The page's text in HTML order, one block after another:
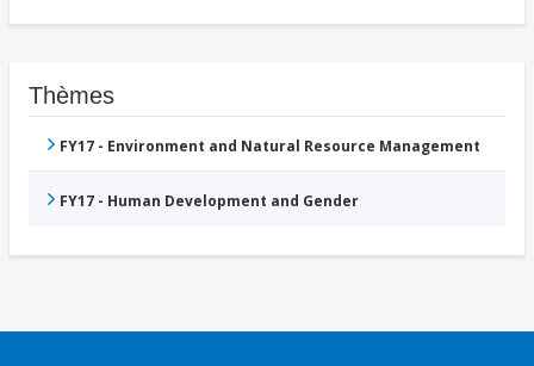
Thèmes
FY17 - Environment and Natural Resource Management
FY17 - Human Development and Gender